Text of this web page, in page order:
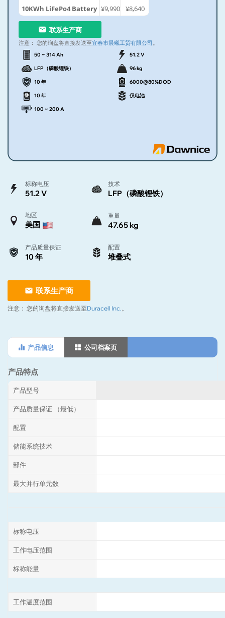
10KWh LiFePo4 Battery ¥9,990 ¥8,640
联系生产商
注意： 您的询盘将直接发送至宜春市晨曦工贸有限公司 。
50 ~ 314 Ah 51.2 V
LFP（磷酸锂铁） 96 kg
10 年 6000@80%DOD
10 年 仅电池
100 ~ 200 A
标称电压
51.2 V
技术
LFP（磷酸锂铁）
地区
美国
重量
47.65 kg
产品质量保证
10 年
配置
堆叠式
联系生产商
注意： 您的询盘将直接发送至Duracell Inc. 。
产品信息 公司档案页
产品特点
产品型号
产品质量保证 （最低）
配置
储能系统技术
部件
最大并行单元数
标称电压
工作电压范围
标称能量
工作温度范围